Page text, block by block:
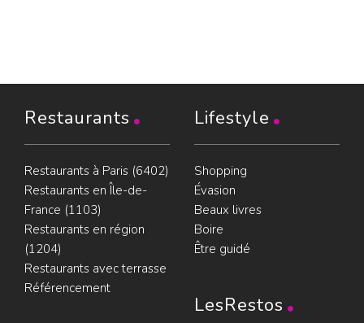
Restaurants
Restaurants à Paris (6402)
Restaurants en Île-de-
France (1103)
Restaurants en région
(1204)
Restaurants avec terrasse
Référencement
Lifestyle
Shopping
Évasion
Beaux livres
Boire
Être guidé
LesRestos